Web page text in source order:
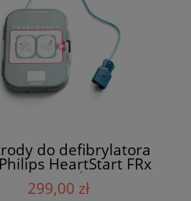
do defibrylatora
HeartStart FRx
SmartPads II
299,00 zł